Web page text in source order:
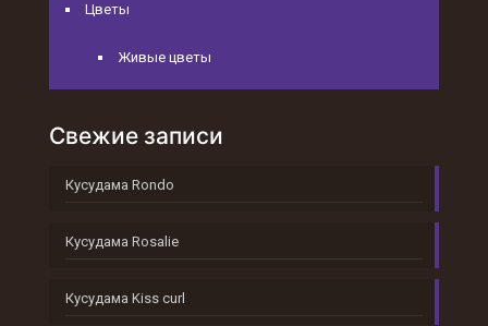
Цветы
Живые цветы
Свежие записи
Кусудама Rondo
Кусудама Rosalie
Кусудама Kiss curl